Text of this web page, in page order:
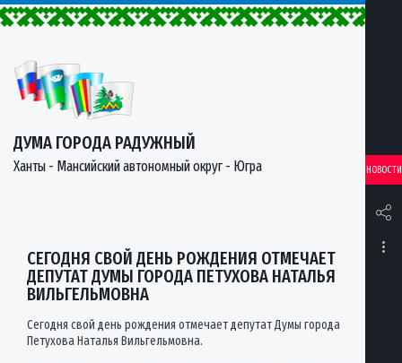
ДУМА ГОРОДА РАДУЖНЫЙ
Ханты - Мансийский автономный округ - Югра НОВОСТИ
СЕГОДНЯ СВОЙ ДЕНЬ РОЖДЕНИЯ ОТМЕЧАЕТ
ДЕПУТАТ ДУМЫ ГОРОДА ПЕТУХОВА НАТАЛЬЯ
ВИЛЬГЕЛЬМОВНА
Сегодня свой день рождения отмечает депутат Думы города
Петухова Наталья Вильгельмовна.